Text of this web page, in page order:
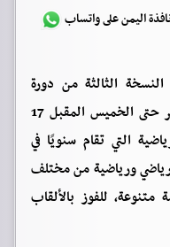
اليمن على واتساب
الثالثة من دورة
الألعاب السعودية 2024، والتي تستمر حتى الخميس المقبل 17
التي تقام سنويًا في
تجمع أكثر من 6 آلاف رياضي ورياضية من مختلف
يشاركون في 53 منافسة متنوعة، للفوز بالألقاب